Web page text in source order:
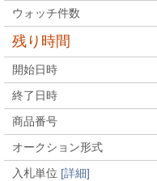
ウォッチ件数
残り時間
開始日時
終了日時
商品番号
オークション形式
入札単位 [詳細]